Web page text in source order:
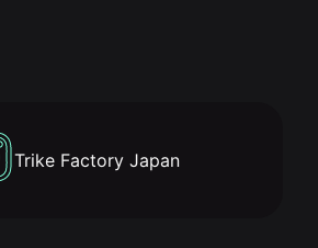
Trike Factory Japan